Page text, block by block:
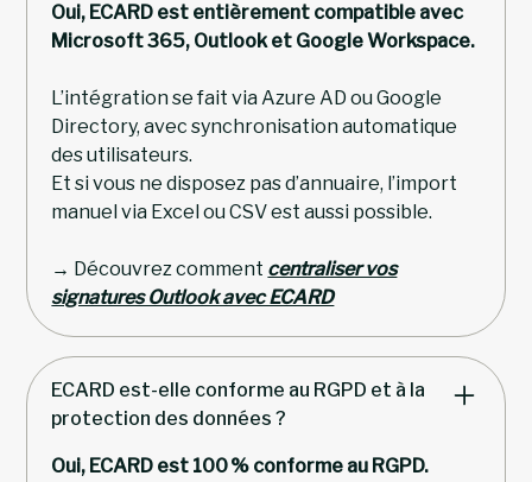
Oui, ECARD est entièrement compatible avec
Microsoft 365, Outlook et Google Workspace.
L’intégration se fait via Azure AD ou Google
Directory, avec synchronisation automatique
des utilisateurs.
Et si vous ne disposez pas d’annuaire, l’import
manuel via Excel ou CSV est aussi possible.
→ Découvrez comment centraliser vos
signatures Outlook avec ECARD
ECARD est-elle conforme au RGPD et à la
protection des données ?
Oui, ECARD est 100 % conforme au RGPD.